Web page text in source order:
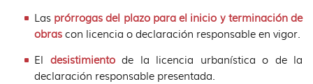
Las prórrogas del plazo para el inicio y terminaciónde
obrascon licencia o declaración responsable en vigor.
El desistimientode la licencia urbanística o de la
declaración responsable presentada.